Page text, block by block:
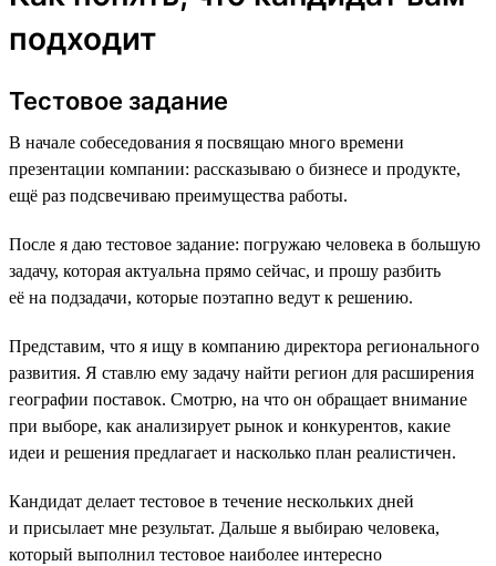
подходит
Тестовое задание
В начале собеседования я посвящаю много времени
презентации компании: рассказываю о бизнесе и продукте,
ещё раз подсвечиваю преимущества работы.
После я даю тестовое задание: погружаю человека в большую
задачу, которая актуальна прямо сейчас, и прошу разбить
её на подзадачи, которые поэтапно ведут к решению.
Представим, что я ищу в компанию директора регионального
развития. Я ставлю ему задачу найти регион для расширения
географии поставок. Смотрю, на что он обращает внимание
при выборе, как анализирует рынок и конкурентов, какие
идеи и решения предлагает и насколько план реалистичен.
Кандидат делает тестовое в течение нескольких дней
и присылает мне результат. Дальше я выбираю человека,
который выполнил тестовое наиболее интересно